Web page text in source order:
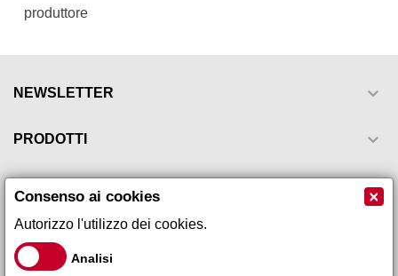
produttore
NEWSLETTER 
PRODOTTI 

IL TUO ACCOUNT
Consenso ai cookies ×
Autorizzo l'utilizzo dei cookies.
Analisi